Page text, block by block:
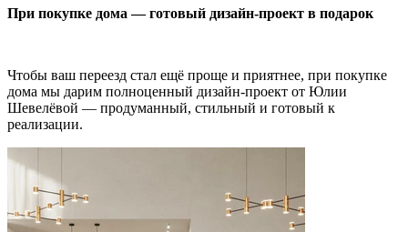
При покупке дома — готовый дизайн-проект в подарок
Чтобы ваш переезд стал ещё проще и приятнее, при покупке
дома мы дарим полноценный дизайн-проект от Юлии
Шевелёвой — продуманный, стильный и готовый к
реализации.